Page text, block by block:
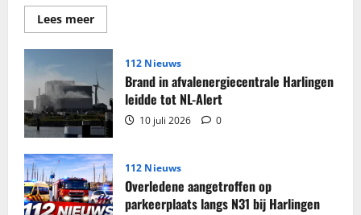
Lees meerLees
meer
Grote
sigaretten
en
tabak
in
beslag
genomen
in
woning
Harlingen
112 Nieuws
Brand in afvalenergiecentrale Harlingen
leidde tot NL-Alert
10 juli 2026 0
112 Nieuws
Overledene aangetroffen op
parkeerplaats langs N31 bij Harlingen